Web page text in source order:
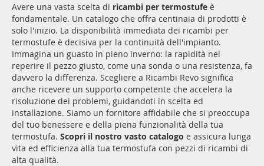
Avere una vasta scelta di ricambi per termostufe è
fondamentale. Un catalogo che offra centinaia di prodotti è
solo l'inizio. La disponibilità immediata dei ricambi per
termostufe è decisiva per la continuità dell'impianto.
Immagina un guasto in pieno inverno: la rapidità nel
reperire il pezzo giusto, come una sonda o una resistenza, fa
davvero la differenza. Scegliere a Ricambi Revo significa
anche ricevere un supporto competente che accelera la
risoluzione dei problemi, guidandoti in scelta ed
installazione. Siamo un fornitore affidabile che si preoccupa
del tuo benessere e della piena funzionalità della tua
termostufa. Scopri il nostro vasto catalogo e assicura lunga
vita ed efficienza alla tua termostufa con pezzi di ricambi di
alta qualità.